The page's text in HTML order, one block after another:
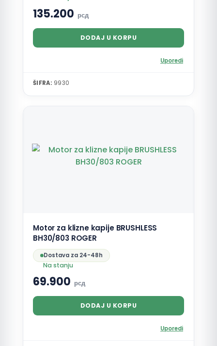
135.200 рсд
DODAJ U KORPU
Uporedi
ŠIFRA: 9930
Motor za klizne kapije BRUSHLESS
BH30/803 ROGER
Dostava za 24-48h
Na stanju
69.900 рсд
DODAJ U KORPU
Uporedi